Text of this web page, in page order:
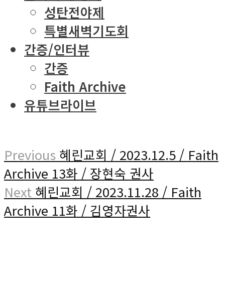
성탄전야제
특별새벽기도회
간증/인터뷰
간증
Faith Archive
유튜브라이브
Previous 혜린교회 / 2023.12.5 / Faith
Archive 13화 / 장현숙 권사
Next 혜린교회 / 2023.11.28 / Faith
Archive 11화 / 김영자권사